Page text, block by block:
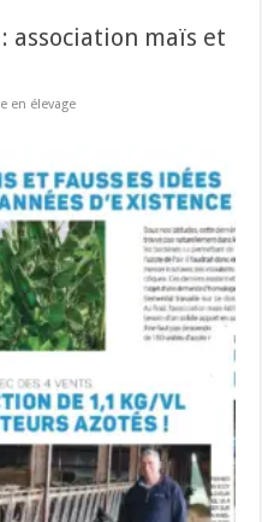
association maïs et
en élevage